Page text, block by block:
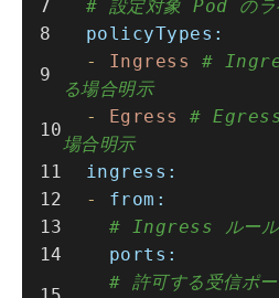
# 設定対象 Pod のラ
policyTypes:
-
Ingress
#
る場合明示
-
Egress
# Egress
場合明示
ingress:
-
from:
# Ingress ルール
ports:
# 許可する受信ポ